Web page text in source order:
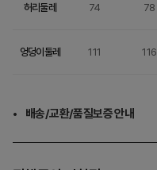
허리둘레 74 78
엉덩이둘레 111 116
배송/교환/품질보증 안내